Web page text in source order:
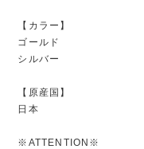
【カラー】
ゴールド
シルバー
【原産国】
日本
※ATTENTION※